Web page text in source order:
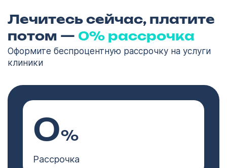
Лечитесь сейчас, платите
потом — 0% рассрочка
Оформите беспроцентную рассрочку на услуги
клиники
0%
Рассрочка